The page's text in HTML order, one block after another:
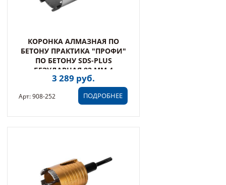
КОРОНКА АЛМАЗНАЯ ПО
БЕТОНУ ПРАКТИКА "ПРОФИ"
ПО БЕТОНУ SDS-PLUS
БЕЗУДАРНАЯ 82 ММ 4
СЕГМЕНТА ВЫСОТОЙ 10ММ
(908-252)
3 289 руб.
ПОДРОБНЕЕ
Арт: 908-252